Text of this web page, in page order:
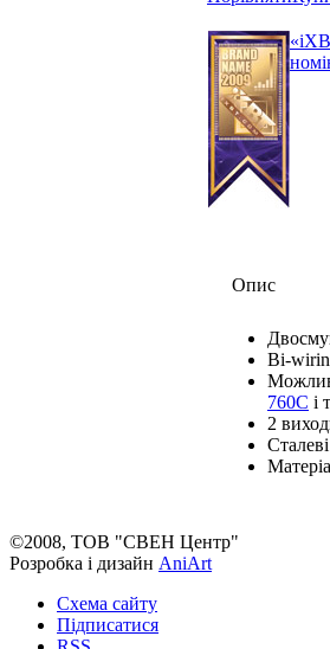
Опис
Bi-
760C і
2
©2008, ТОВ "СВЕН Центр"
Розробка і дизайн AniArt
Схема сайту
Підписатися